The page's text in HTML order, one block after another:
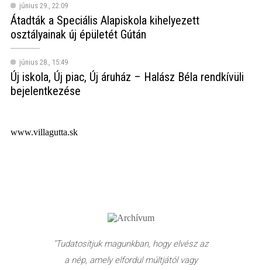
június 29., 22:09
Átadták a Speciális Alapiskola kihelyezett
osztályainak új épületét Gútán
június 28., 15:49
Új iskola, Új piac, Új áruház – Halász Béla rendkívüli
bejelentkezése
www.villagutta.sk
"Tudatosítjuk magunkban, hogy elvész az
a nép, amely elfordul múltjától vagy